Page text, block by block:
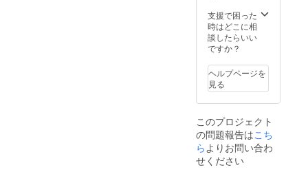
トしたもののご
家族の役に立た
ないもの（治療
のさまたげ）と
には、先天性股
関節脱臼関連の
グッズ作成事業
継続に使わせて
いただきます。
※1返金保証※
だっきゅうちゃ
んがおまかせで
はなく 既製品
のアレンジを選
支援で困った
時はどこに相
談したらいい
ですか？
ヘルプページを
見る
このプロジェクト
の問題報告はこち
ら よりお問い合わ
せください